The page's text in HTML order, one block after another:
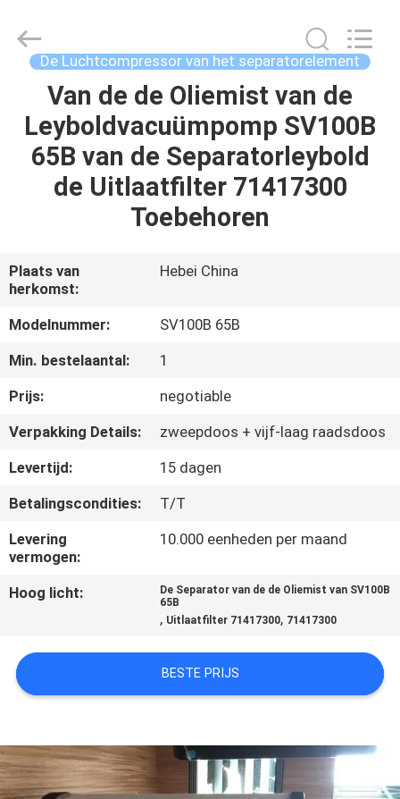
HUIS
PRODUCTEN
ONGEVEER
ONS
FABRIEKSREIS
KWALITEITSCONTROLE
CONTACTEER
ONS
NIEUWS
SITEMAP
POLICY
Rights
Reserved.
DevelopedDe Luchtcompressor van het separatorelement
Van de de Oliemist van de
Leyboldvacuümpomp SV100B
65B van de Separatorleybold
de Uitlaatfilter 71417300
Toebehoren
Plaats van
herkomst:
Hebei China
Modelnummer:
SV100B 65B
Min. bestelaantal:
1
Prijs:
negotiable
Verpakking Details:
zweepdoos + vijf-laag raadsdoos
Levertijd:
15 dagen
Betalingscondities:
T/T
Levering
vermogen:
10.000 eenheden per maand
Hoog licht:
De Separator van de de Oliemist van SV100B
65B
, Uitlaatfilter 71417300, 71417300
BESTE PRIJS